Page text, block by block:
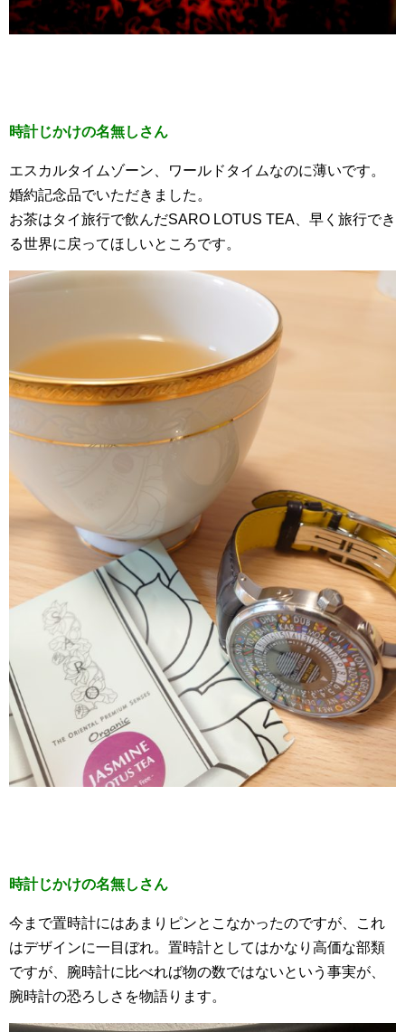
時計じかけの名無しさん
エスカルタイムゾーン、ワールドタイムなのに薄いです。
婚約記念品でいただきました。
お茶はタイ旅行で飲んだSARO LOTUS TEA、早く旅行でき
る世界に戻ってほしいところです。
時計じかけの名無しさん
今まで置時計にはあまりピンとこなかったのですが、これ
はデザインに一目ぼれ。置時計としてはかなり高価な部類
ですが、腕時計に比べれば物の数ではないという事実が、
腕時計の恐ろしさを物語ります。